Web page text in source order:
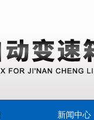
新闻中心